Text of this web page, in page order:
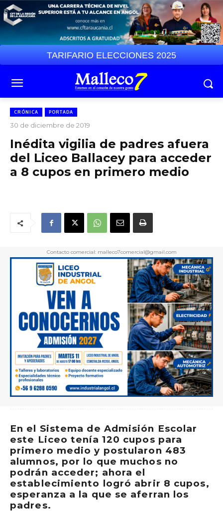
TARIFARIO ELECCIONES 2025
CRÓNICA PORTADA
30 de diciembre de 2019
Inédita vigilia de padres afuera
del Liceo Ballacey para acceder
a 8 cupos en primero medio
Contacto comercial: malleco7comercial@gmail.com
En el Sistema de Admisión Escolar
este Liceo tenía 120 cupos para
primero medio y postularon 483
alumnos, por lo que muchos no
podrán acceder; ahora el
establecimiento logró abrir 8 cupos,
esperanza a la que se aferran los
padres.